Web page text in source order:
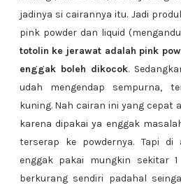
jadinya si cairannya itu. Jadi
pink powder dan liquid
totolin ke jerawat adalah pink
enggak boleh dikocok.
udah mengendap sempurna,
kuning. Nah cairan ini yang cepat
karena dipakai ya enggak
terserap ke powdernya. Tapi
enggak pakai mungkin sekitar
berkurang sendiri padahal